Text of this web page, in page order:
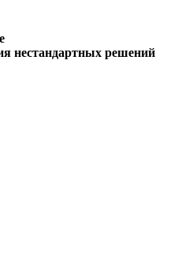
нестандартных решений